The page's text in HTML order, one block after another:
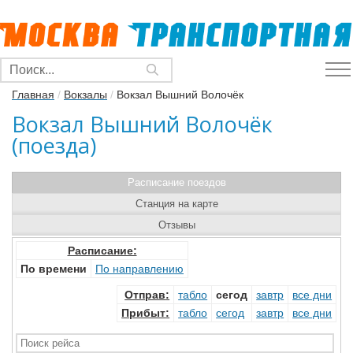
Главная / Вокзалы / Вокзал Вышний Волочёк
Вокзал Вышний Волочёк
(поезда)
Расписание поездов
Расписание:
По времени
По направлению
Отправ: табло сегод завтр
все дни
Прибыт: табло сегод завтр все дни
Станция на карте
Отзывы